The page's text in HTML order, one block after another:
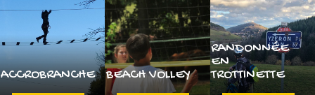
ACCROBRANCHE BEACH VOLLEY
RANDONNÉE
EN
TROTTINETTE